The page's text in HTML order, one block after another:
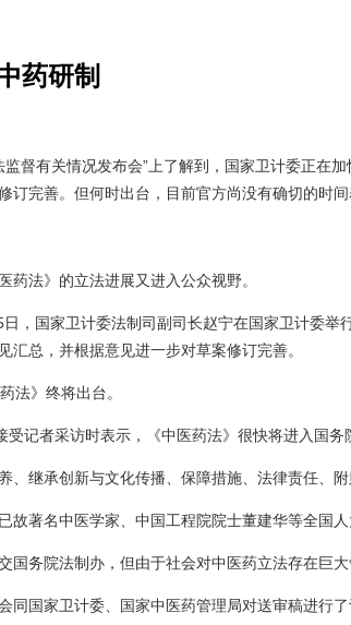
药研制
有关情况发布会”上了解到，国家卫计委正在
完善。但何时出台，目前官方尚没有确切的时间
法》的立法进展又进入公众视野。
，国家卫计委法制司副司长赵宁在国家卫计委
总，并根据意见进一步对草案修订完善。
法》终将出台。
记者采访时表示，《中医药法》很快将进入国务
、继承创新与文化传播、保障措施、法律责任、
故著名中医学家、中国工程院院士董建华等全国
务院法制办，但由于社会对中医药立法存在巨
国家卫计委、国家中医药管理局对送审稿进行